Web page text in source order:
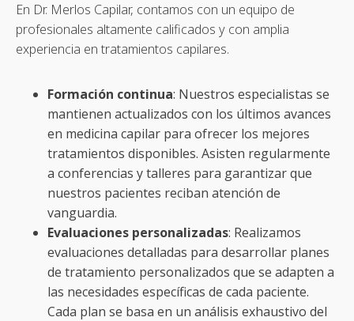
En Dr. Merlos Capilar, contamos con un equipo de
profesionales altamente calificados y con amplia
experiencia en tratamientos capilares.
Formación continua: Nuestros especialistas se
mantienen actualizados con los últimos avances
en medicina capilar para ofrecer los mejores
tratamientos disponibles. Asisten regularmente
a conferencias y talleres para garantizar que
nuestros pacientes reciban atención de
vanguardia.
Evaluaciones personalizadas: Realizamos
evaluaciones detalladas para desarrollar planes
de tratamiento personalizados que se adapten a
las necesidades específicas de cada paciente.
Cada plan se basa en un análisis exhaustivo del